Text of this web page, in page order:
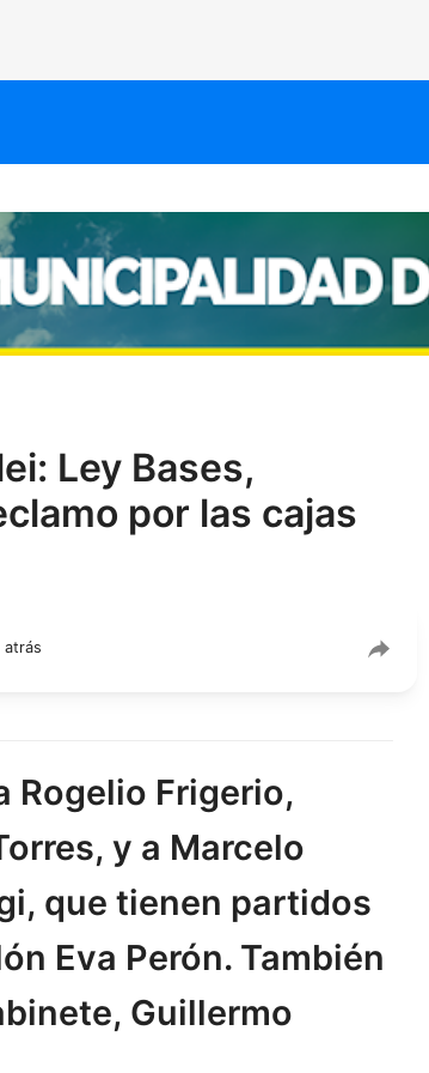
Ley Bases,
por las cajas
atrás
Rogelio Frigerio,
y a Marcelo
que tienen partidos
Eva Perón. También
Guillermo